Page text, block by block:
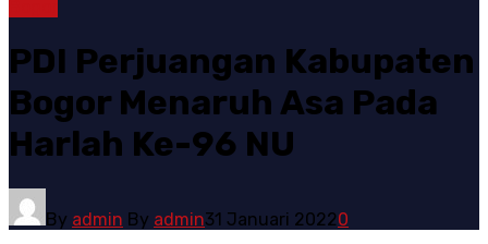
PDI Perjuangan Kabupaten
Bogor Menaruh Asa Pada
Harlah Ke-96 NU
By admin By admin31 Januari 20220